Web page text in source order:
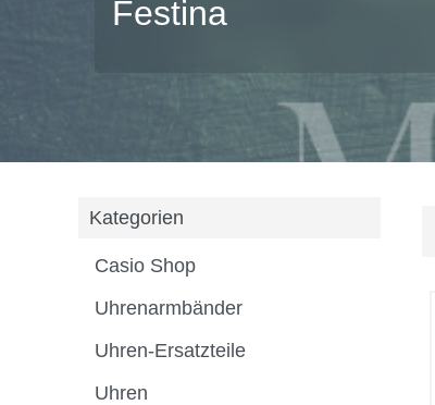
Festina
Kategorien
Casio Shop
Uhrenarmbänder
Uhren-Ersatzteile
Uhren